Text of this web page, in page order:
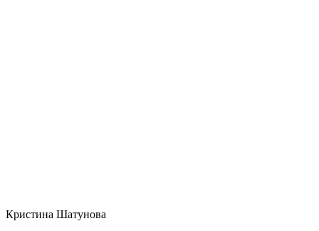
Кристина Шатунова